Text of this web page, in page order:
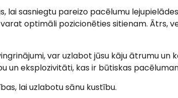
lai sasniegtu pareizo pacēlumu
optimāli pozicionēties sitienam. Ātrs,
var uzlabot jūsu kāju ātrumu un
un eksplozivitāti, kas ir būtiskas
lai uzlabotu sānu kustību.